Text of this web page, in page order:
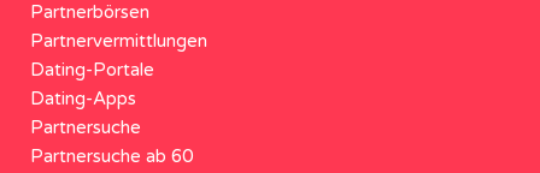
Partnerbörsen
Partnervermittlungen
Dating-Portale
Dating-Apps
Partnersuche
Partnersuche ab 60